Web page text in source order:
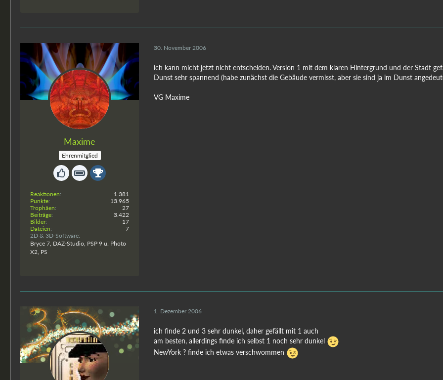
Maxime
Ehrenmitglied
Reaktionen
1.381
Punkte
13.965
Trophäen
27
Beiträge
3.422
Bilder
17
Dateien
7
2D & 3D-Software
Bryce 7, DAZ-Studio, PSP 9 u. Photo
X2, PS
30. November 2006
ich kann micht jetzt nicht entscheiden. Version 1 mit dem klaren Hintergrund und der Stadt
Dunst sehr spannend (habe zunächst die Gebäude vermisst, aber sie sind ja im Dunst
VG Maxime
1. Dezember 2006
ich finde 2 und 3 sehr dunkel, daher gefällt mit 1 auch
am besten, allerdings finde ich selbst 1 noch sehr dunkel
NewYork ? finde ich etwas verschwommen